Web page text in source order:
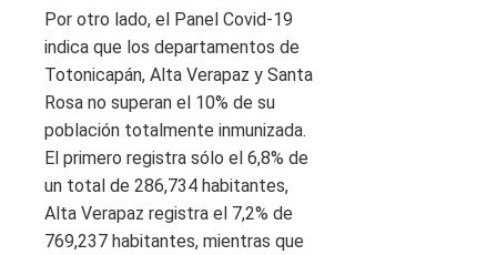
Por otro lado, el Panel Covid-19
indica que los departamentos de
Totonicapán, Alta Verapaz y Santa
Rosa no superan el 10% de su
población totalmente inmunizada.
El primero registra sólo el 6,8% de
un total de 286,734 habitantes,
Alta Verapaz registra el 7,2% de
769,237 habitantes, mientras que